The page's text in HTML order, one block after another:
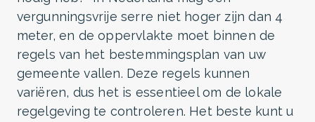
vergunningsvrije serre niet hoger zijn dan 4
meter, en de oppervlakte moet binnen de
regels van het bestemmingsplan van uw
gemeente vallen. Deze regels kunnen
variëren, dus het is essentieel om de lokale
regelgeving te controleren. Het beste kunt u